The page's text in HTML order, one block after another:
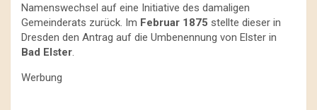
Namenswechsel auf eine Initiative des damaligen
Gemeinderats zurück. Im Februar 1875 stellte dieser in
Dresden den Antrag auf die Umbenennung von Elster in
Bad Elster.
Werbung